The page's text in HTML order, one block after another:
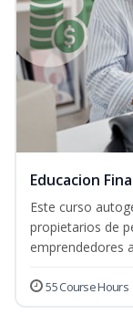
Educacion
Este curso
propietarios de
emprendedores
55 Course Hours